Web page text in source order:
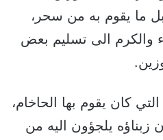
ما يقوم به من سحر،
والكرم الى تسليم بعض
كان يقوم بها الحاخام،
زبناؤه يلجؤون اليه من